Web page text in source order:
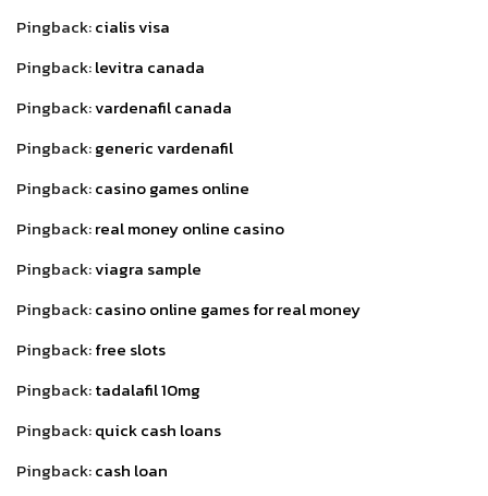
Pingback:cialis visa
Pingback:levitra canada
Pingback:vardenafil canada
Pingback:generic vardenafil
Pingback:casino games online
Pingback:real money online casino
Pingback:viagra sample
Pingback:casino online games for real money
Pingback:free slots
Pingback:tadalafil 10mg
Pingback:quick cash loans
Pingback:cash loan